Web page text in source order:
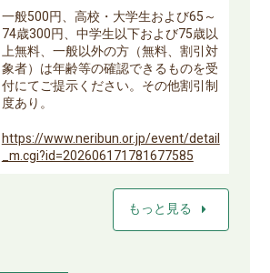
一般500円、高校・大学生および65～
74歳300円、中学生以下および75歳以
上無料、一般以外の方（無料、割引対
象者）は年齢等の確認できるものを受
付にてご提示ください。その他割引制
度あり。
https://www.neribun.or.jp/event/detail
_m.cgi?id=202606171781677585
もっと見る arrow_right